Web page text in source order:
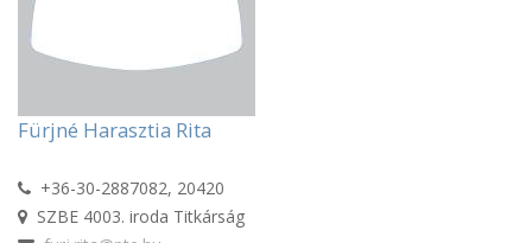
Fürjné Harasztia Rita
+36-30-2887082, 20420
SZBE 4003. iroda Titkárság